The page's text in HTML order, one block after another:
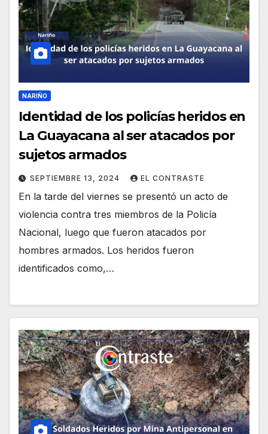
NARIÑO
Identidad de los policías heridos en
La Guayacana al ser atacados por
sujetos armados
SEPTIEMBRE 13, 2024 EL CONTRASTE
En la tarde del viernes se presentó un acto de
violencia contra tres miembros de la Policía
Nacional, luego que fueron atacados por
hombres armados. Los heridos fueron
identificados como,…